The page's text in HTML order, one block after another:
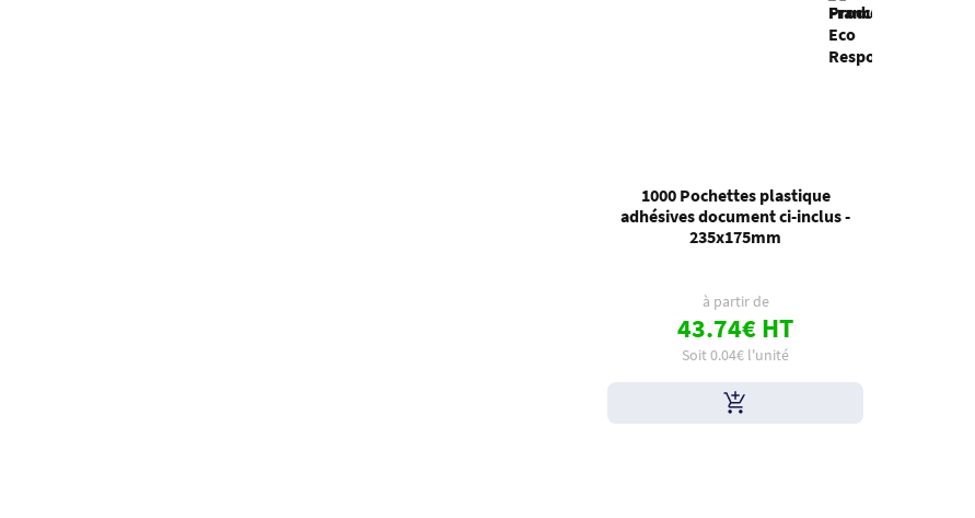
1000 Pochettes plastique
adhésives document ci-inclus -
235x175mm
à partir de
43.74€ HT
Soit 0.04€ l'unité